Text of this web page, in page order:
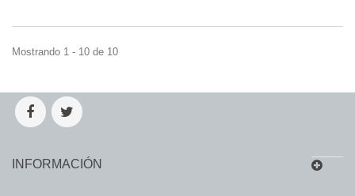
Mostrando 1 - 10 de 10
INFORMACIÓN